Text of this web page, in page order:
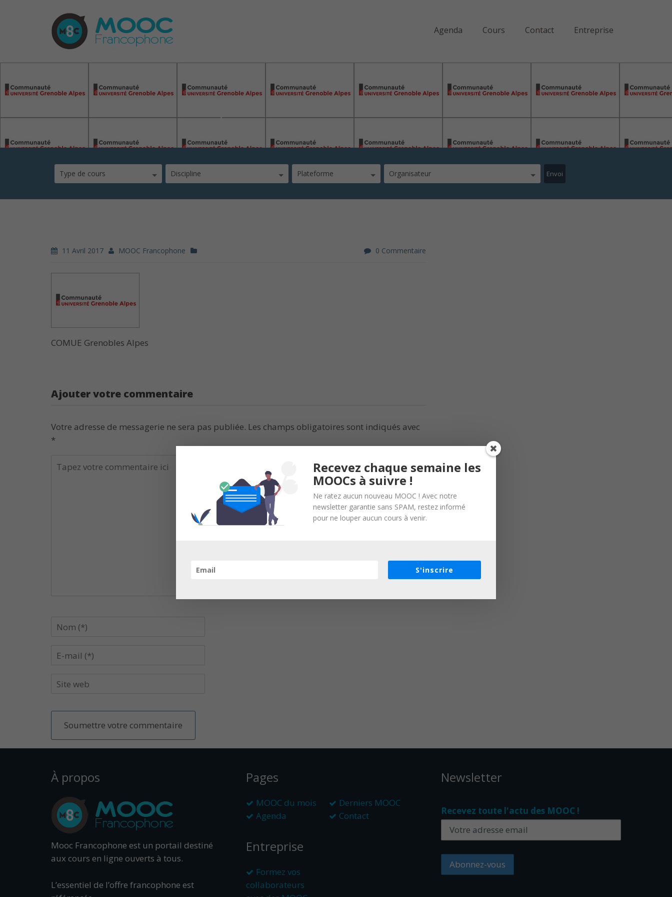
Agenda Cours Contact Entreprise
Type de cours Discipline Plateforme Organisateur
11 Avril 2017 MOOC Francophone 0 Commentaire
COMUE Grenobles Alpes
Ajouter votre commentaire
Votre adresse de messagerie ne sera pas publiée. Les champs obligatoires sont indiqués avec
*
À propos
Mooc Francophone est un portail destiné
aux cours en ligne ouverts à tous.
L’essentiel de l’offre francophone est
Pages
MOOC du mois
Derniers MOOC
Agenda
Contact
Entreprise
Formez vos
collaborateurs
Newsletter
Recevez toute l'actu des MOOC !
Recevez chaque semaine les
MOOCs à suivre !
Ne ratez aucun nouveau MOOC ! Avec notre
newsletter garantie sans SPAM, restez informé
pour ne louper aucun cours à venir.
S'inscrire